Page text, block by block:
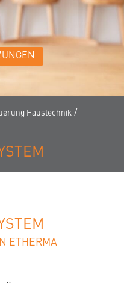
Haustechnik /
ETHERMA